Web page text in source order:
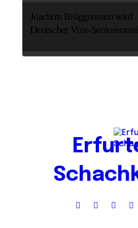
Joachim Brüggemann wird
Deutscher Vize-